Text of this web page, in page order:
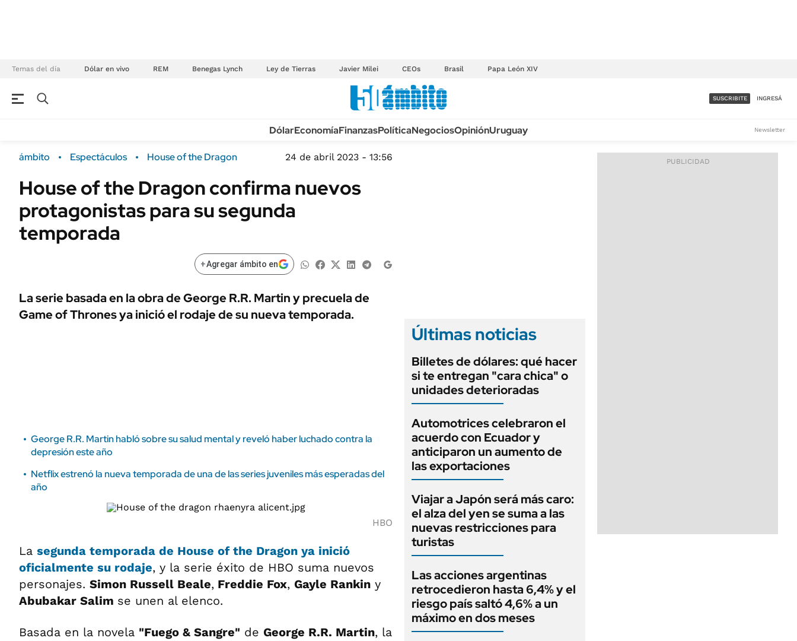
Temas del día Dólar en vivo REM Benegas Lynch Ley de Tierras Javier Milei CEOs Brasil Papa León XIV
Campo
FINANZAS
Dólar
Sustentabilidad
URUGUAY
TECNOLOGÍA
MÉXICO
MUNDO
AUTOS
ACCESO FULL - $1.800/MES
SUSCRIBITE INGRESÁ
DólarEconomíaFinanzasPolíticaNegociosOpiniónUruguay Newsletter
ámbito Espectáculos House of the Dragon 24 de abril 2023 - 13:56
House of the Dragon confirma nuevos
protagonistas para su segunda
temporada
+Agregar ámbito en
La serie basada en la obra de George R.R. Martin y precuela de
Game of Thrones ya inició el rodaje de su nueva temporada.
George R.R. Martin habló sobre su salud mental y reveló haber luchado contra la
depresión este año
Netflix estrenó la nueva temporada de una de las series juveniles más esperadas del
año
HBO
La segunda temporada de House of the Dragon ya inició
oficialmente su rodaje, y la serie éxito de HBO suma nuevos
personajes. Simon Russell Beale, Freddie Fox, Gayle Rankin y
Abubakar Salim se unen al elenco.
Basada en la novela "Fuego & Sangre" de George R.R. Martin, la
Últimas noticias
Billetes de dólares: qué hacer
si te entregan "cara chica" o
unidades deterioradas
Automotrices celebraron el
acuerdo con Ecuador y
anticiparon un aumento de
las exportaciones
Viajar a Japón será más caro:
el alza del yen se suma a las
nuevas restricciones para
turistas
Las acciones argentinas
retrocedieron hasta 6,4% y el
riesgo país saltó 4,6% a un
máximo en dos meses